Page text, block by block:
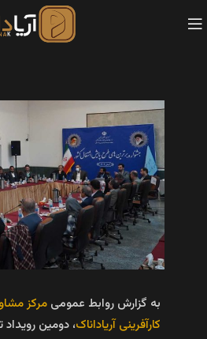
به گزارش روابط عمومی مرکز
کارآفرینی آریاداناک، دومین رویداد